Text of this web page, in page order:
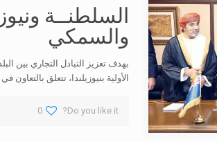
السلطنــة
والسمكي
بهدف تعزيز التبادل التجاري بين
الأولية بنيوزيلندا، تتعلق بالتعاون في
Do you like it?
0